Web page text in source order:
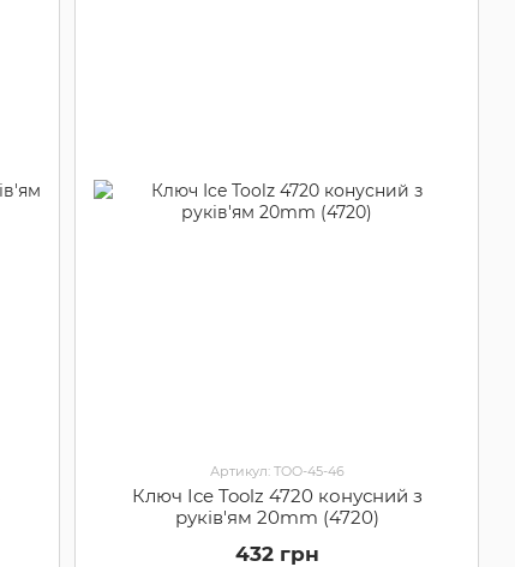
Артикул: TOO-45-46
Ключ Ice Toolz 4720 конусний з
руків'ям 20mm (4720)
432 грн